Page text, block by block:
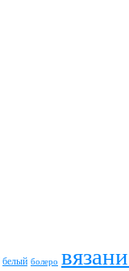
белый болеро